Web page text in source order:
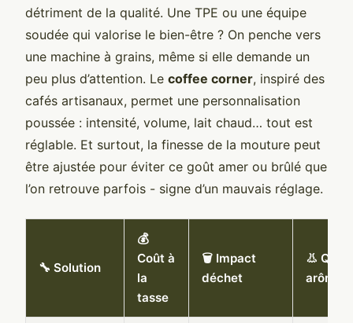
détriment de la qualité. Une TPE ou une équipe
soudée qui valorise le bien-être ? On penche vers
une machine à grains, même si elle demande un
peu plus d’attention. Le coffee corner, inspiré des
cafés artisanaux, permet une personnalisation
poussée : intensité, volume, lait chaud… tout est
réglable. Et surtout, la finesse de la mouture peut
être ajustée pour éviter ce goût amer ou brûlé que
l’on retrouve parfois - signe d’un mauvais réglage.
🔧 Solution
💰
Coût à
la
tasse
🗑️ Impact
déchet
👃
arôme